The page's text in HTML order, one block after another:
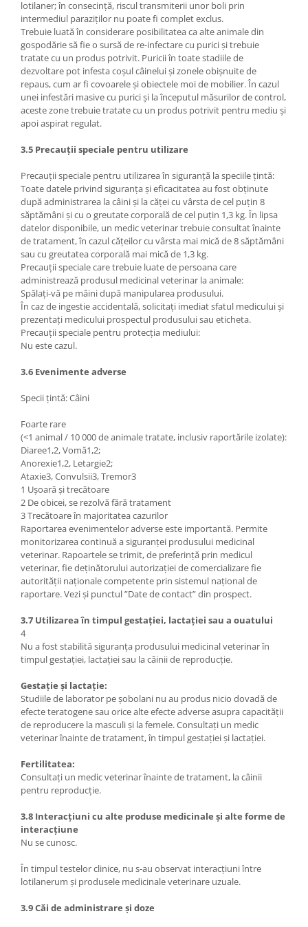
lotilaner; în consecință, riscul transmiterii unor boli prin
intermediul paraziților nu poate fi complet exclus.
Trebuie luată în considerare posibilitatea ca alte animale din
gospodărie să fie o sursă de re-infectare cu purici și trebuie
tratate cu un produs potrivit. Puricii în toate stadiile de
dezvoltare pot infesta coșul câinelui și zonele obișnuite de
repaus, cum ar fi covoarele și obiectele moi de mobilier. În cazul
unei infestări masive cu purici și la începutul măsurilor de control,
aceste zone trebuie tratate cu un produs potrivit pentru mediu și
apoi aspirat regulat.
3.5 Precauții speciale pentru utilizare
Precauții speciale pentru utilizarea în siguranță la speciile țintă:
Toate datele privind siguranța și eficacitatea au fost obținute
după administrarea la câini și la căței cu vârsta de cel puțin 8
săptămâni și cu o greutate corporală de cel puțin 1,3 kg. În lipsa
datelor disponibile, un medic veterinar trebuie consultat înainte
de tratament, în cazul cățeilor cu vârsta mai mică de 8 săptămâni
sau cu greutatea corporală mai mică de 1,3 kg.
Precauții speciale care trebuie luate de persoana care
administrează produsul medicinal veterinar la animale:
Spălați-vă pe mâini după manipularea produsului.
În caz de ingestie accidentală, solicitați imediat sfatul medicului și
prezentați medicului prospectul produsului sau eticheta.
Precauții speciale pentru protecția mediului:
Nu este cazul.
3.6 Evenimente adverse
Specii țintă: Câini
Foarte rare
(<1 animal / 10 000 de animale tratate, inclusiv raportările izolate):
Diaree1,2, Vomă1,2;
Anorexie1,2, Letargie2;
Ataxie3, Convulsii3, Tremor3
1 Ușoară și trecătoare
2 De obicei, se rezolvă fără tratament
3 Trecătoare în majoritatea cazurilor
Raportarea evenimentelor adverse este importantă. Permite
monitorizarea continuă a siguranței produsului medicinal
veterinar. Rapoartele se trimit, de preferință prin medicul
veterinar, fie deținătorului autorizației de comercializare fie
autorității naționale competente prin sistemul național de
raportare. Vezi și punctul ”Date de contact” din prospect.
3.7 Utilizarea în timpul gestației, lactației sau a ouatului
4
Nu a fost stabilită siguranța produsului medicinal veterinar în
timpul gestației, lactației sau la câinii de reproducție.
Gestație și lactație:
Studiile de laborator pe șobolani nu au produs nicio dovadă de
efecte teratogene sau orice alte efecte adverse asupra capacității
de reproducere la masculi și la femele. Consultați un medic
veterinar înainte de tratament, în timpul gestației și lactației.
Fertilitatea:
Consultați un medic veterinar înainte de tratament, la câinii
pentru reproducție.
3.8 Interacțiuni cu alte produse medicinale și alte forme de
interacțiune
Nu se cunosc.
În timpul testelor clinice, nu s-au observat interacțiuni între
lotilanerum și produsele medicinale veterinare uzuale.
3.9 Căi de administrare și doze